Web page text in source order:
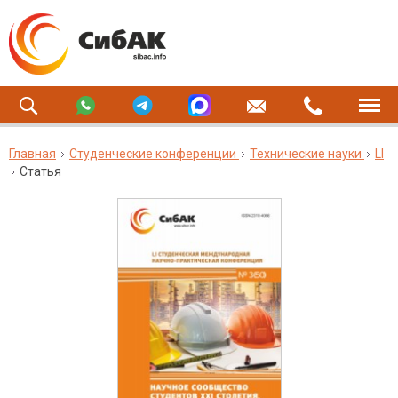
Главная Студенческие конференции Технические науки
Статья